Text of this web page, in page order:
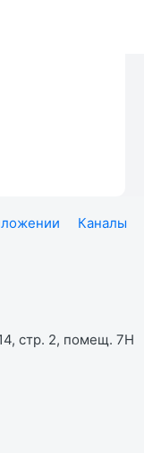
Каналы
стр. 2, помещ. 7Н